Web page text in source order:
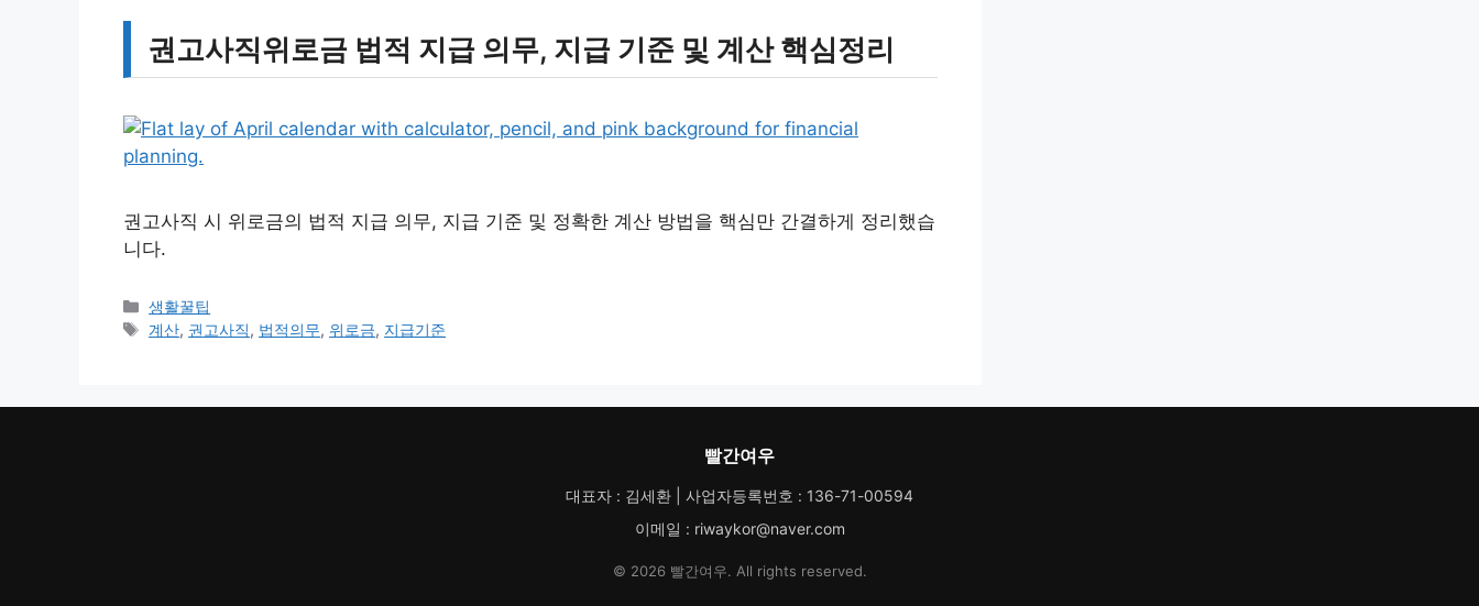
권고사직위로금 법적 지급 의무, 지급 기준 및 계산 핵심정리
권고사직 시 위로금의 법적 지급 의무, 지급 기준 및 정확한 계산 방법을 핵심만 간결하게 정리했습
니다.
카
테
생활꿀팁
태
계산, 권고사직, 법적의무, 위로금, 지급기준
빨간여우
대표자 : 김세환 | 사업자등록번호 : 136-71-00594
이메일 : riwaykor@naver.com
© 2026 빨간여우. All rights reserved.